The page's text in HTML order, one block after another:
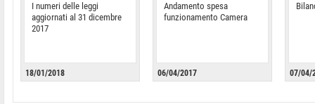
I numeri delle leggi
aggiornati al 31 dicembre
2017
18/01/2018
Andamento spesa
funzionamento Camera
06/04/2017 07/04/